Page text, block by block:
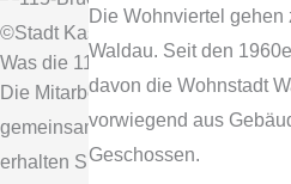
Die Wohnviertel gehen
Waldau. Seit den
davon die Wohnstadt
vorwiegend aus
Geschossen.
©Stadt Kassel; Foto: Marcel
Was die 115 für Sie leisten kann
Die Mitarbeitenden im
gemeinsame bundesweite
erhalten Sie verständliche,